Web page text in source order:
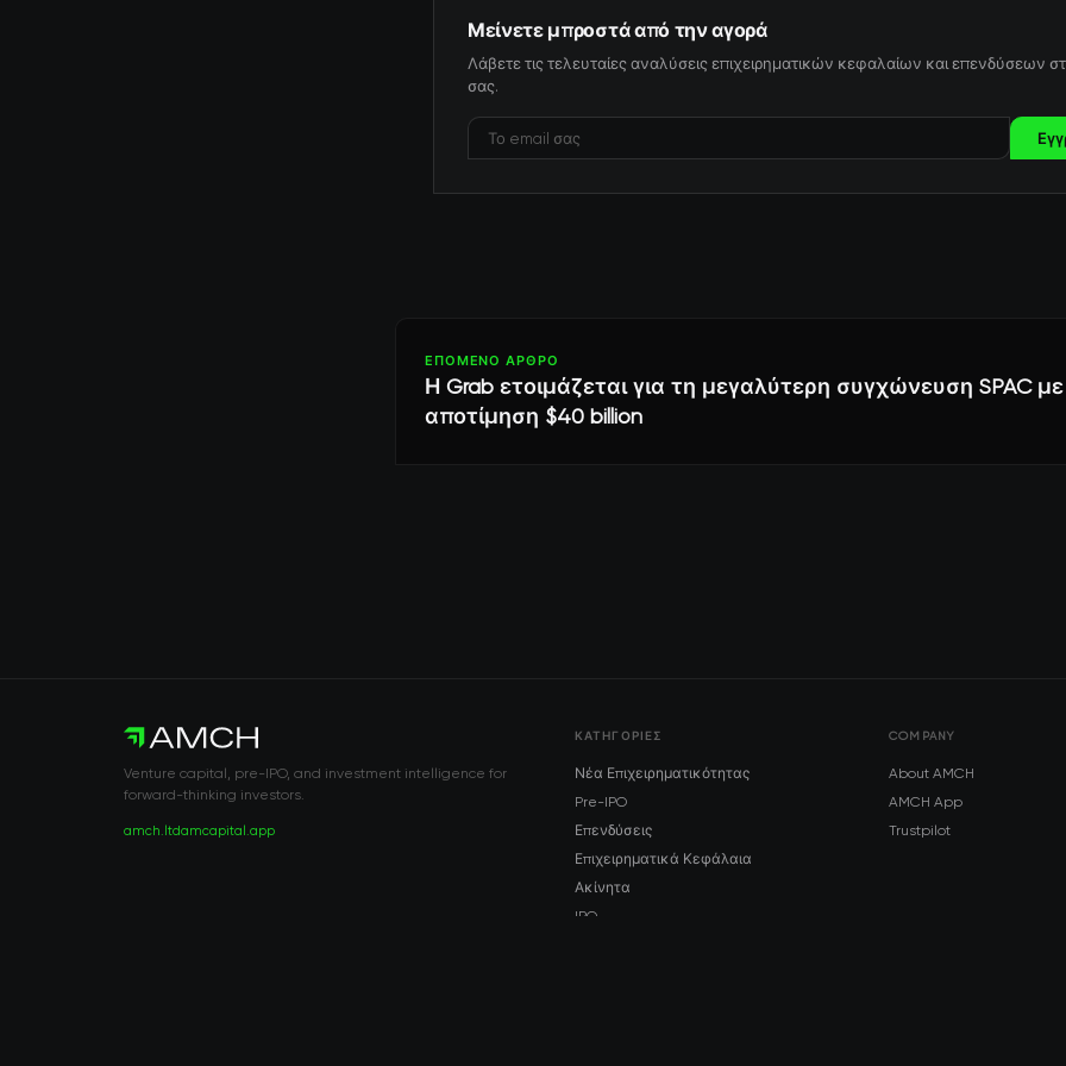
Μείνετε μπροστά από την αγορά
Λάβετε τις τελευταίες αναλύσεις επιχειρηματικών κεφαλαίων και επενδύσεων
σας.
ΕΠΌΜΕΝΟ ΆΡΘΡΟ
Η Grab ετοιμάζεται για τη μεγαλύτερη συγχώνευση SPAC με
αποτίμηση $40 billion
Venture capital, pre-IPO, and investment intelligence for
forward-thinking investors.
amch.ltdamcapital.app
ΚΑΤΗΓΟΡΊΕΣ
Νέα Επιχειρηματικότητας
Pre-IPO
Επενδύσεις
Επιχειρηματικά Κεφάλαια
Ακίνητα
IPO
COMPANY
About AMCH
AMCH App
Trustpilot